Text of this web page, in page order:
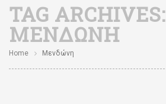
TAG ARCHIVES:
ΜΕΝΔΏΝΗ
Home Μενδώνη